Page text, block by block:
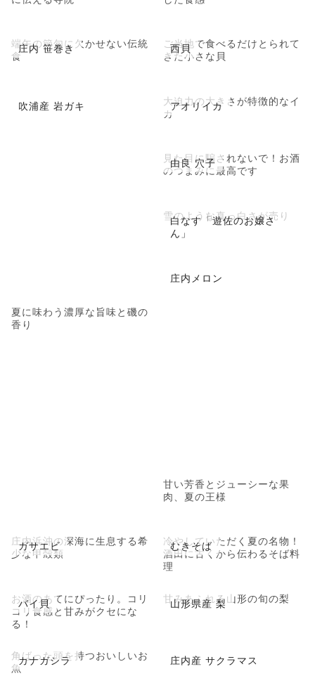
庄内 笹巻き
端午の節句に欠かせない伝統
食
西貝
ご当地で食べるだけとられて
きた小さな貝
吹浦産 岩ガキ
夏に味わう濃厚な旨味と磯の
香り
アオリイカ
大迫力の大きさが特徴的なイ
カ
由良 穴子
見た目に騙されないで！お酒
のつまみに最高です
白なす「遊佐のお嬢さ
ん」
雪のような真っ白さが売り
庄内メロン
甘い芳香とジューシーな果
肉、夏の王様
ガサエビ
庄内浜沖の深海に生息する希
少な甲殻類
むきそば
冷やしていただく夏の名物！
酒田に古くから伝わるそば料
理
バイ貝
お酒のあてにぴったり。コリ
コリ食感と甘みがクセにな
る！
山形県産 梨
甘みあふれる山形の旬の梨
カナガシラ
角ばった頭を持つおいしいお
魚
庄内産 サクラマス